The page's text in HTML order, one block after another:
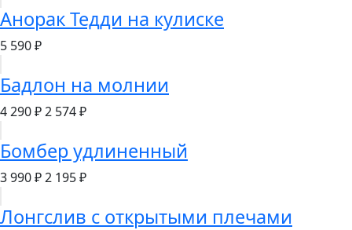
Анорак Тедди на кулиске
5 590 ₽
Бадлон на молнии
4 290 ₽2 574 ₽
Бомбер удлиненный
3 990 ₽2 195 ₽
Лонгслив с открытыми плечами